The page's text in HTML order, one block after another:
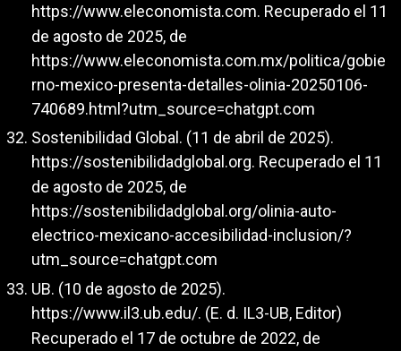
https://www.eleconomista.com. Recuperado el 11
de agosto de 2025, de
https://www.eleconomista.com.mx/politica/gobie
rno-mexico-presenta-detalles-olinia-20250106-
740689.html?utm_source=chatgpt.com
Sostenibilidad Global. (11 de abril de 2025).
https://sostenibilidadglobal.org. Recuperado el 11
de agosto de 2025, de
https://sostenibilidadglobal.org/olinia-auto-
electrico-mexicano-accesibilidad-inclusion/?
utm_source=chatgpt.com
UB. (10 de agosto de 2025).
https://www.il3.ub.edu/. (E. d. IL3-UB, Editor)
Recuperado el 17 de octubre de 2022, de